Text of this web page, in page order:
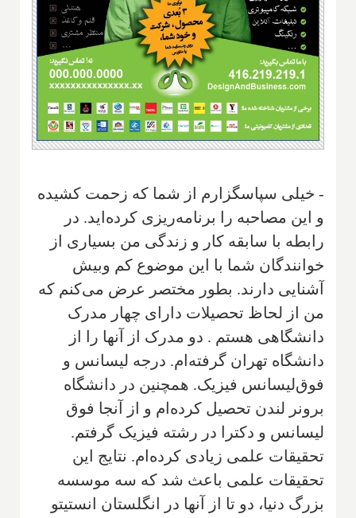
- خیلی سپاسگزارم از شما که زحمت کشیده
و این مصاحبه را برنامه‌ریزی کرده‌اید. در
رابطه با سابقه کار و زندگی من بسیاری از
خوانندگان شما با این موضوع کم وبیش
آشنایی دارند. بطور مختصر عرض می‌کنم که
من از لحاظ تحصیلات دارای چهار مدرک
دانشگاهی هستم . دو مدرک از آنها را از
دانشگاه تهران گرفته‌ام. درجه لیسانس و
فوق‌لیسانس فیزیک. همچنین در دانشگاه
برونر لندن تحصیل کرده‌ام و از آنجا فوق
لیسانس و دکترا در رشته فیزیک گرفتم.
تحقیقات علمی زیادی کرده‌ام. نتایج این
تحقیقات علمی باعث شد که سه موسسه
بزرگ دنیا، دو تا از آنها در انگلستان انستیتو